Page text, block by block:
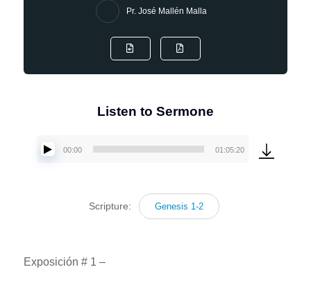
Pr. José Mallén Malla
Listen to Sermone
Reproductor
audio
00:00 01:05:20
Scripture: Genesis 1-2
Exposición # 1 –